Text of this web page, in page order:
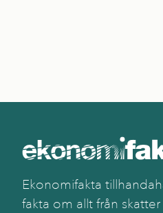
Ekonomifakta
fakta om allt från